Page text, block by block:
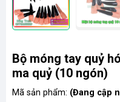
Bộ móng tay quỷ
ma quỷ (10 ngón)
Mã sản phẩm: (Đang cập